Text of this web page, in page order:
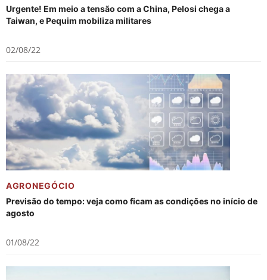
Urgente! Em meio a tensão com a China, Pelosi chega a
Taiwan, e Pequim mobiliza militares
02/08/22
AGRONEGÓCIO
Previsão do tempo: veja como ficam as condições no início de
agosto
01/08/22